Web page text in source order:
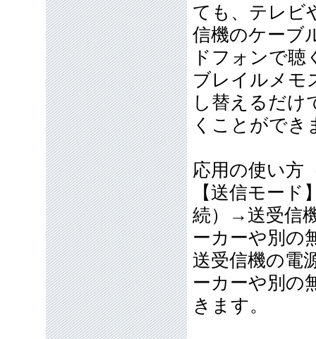
ても、テレビ
信機のケーブ
ドフォンで
ブレイルメモ
し替えるだけ
くことができ
応用の使い方
【送信モー
続）→送受信
ーカーや別の
送受信機の電
ーカーや別の
きます。